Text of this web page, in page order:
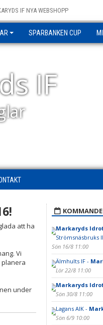
IF NYA WEBSHOPP
SPARBANKEN CUP
IF
att ha
Vi
planera
under
Markaryds
Strömsnäsbruks
Sön 16/8 11:00
Älmhults IF -
Lör 22/8 11:00
Markaryds
Sön 30/8 11:00
Lagans AIK -
Sön 6/9 10:00